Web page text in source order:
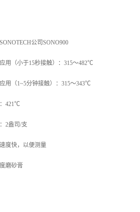
公司SONO900
用（小于15秒接触）：315～482℃
用（1~5分钟接触）：315～343℃
421℃
2盎司/支
度快，以便测量
磨砂膏